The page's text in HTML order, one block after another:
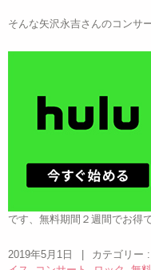
そんな矢沢永吉さんのコンサ
です、無料期間２週間でお得
2019年5月1日 カテゴリー :